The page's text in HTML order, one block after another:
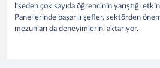
liseden çok sayıda öğrencinin yarıştığı
Panellerinde başarılı şefler, sektörden
mezunları da deneyimlerini aktarıyor.